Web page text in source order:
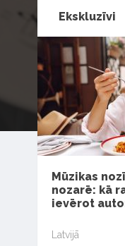
Ekskluzīvi
Mūzikas
nozarē: kā
ievērot
Latvijā